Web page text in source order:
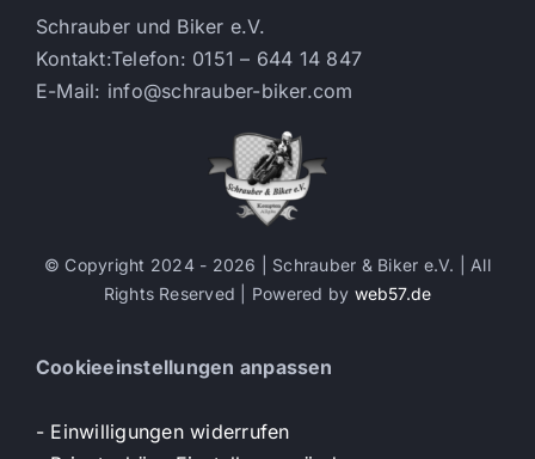
Schrauber und Biker e.V.
Kontakt:Telefon: 0151 – 644 14 847
E-Mail: info@schrauber-biker.com
© Copyright 2024 - 2026 | Schrauber & Biker e.V. | All
Rights Reserved | Powered by web57.de
Cookieeinstellungen anpassen
- Einwilligungen widerrufen